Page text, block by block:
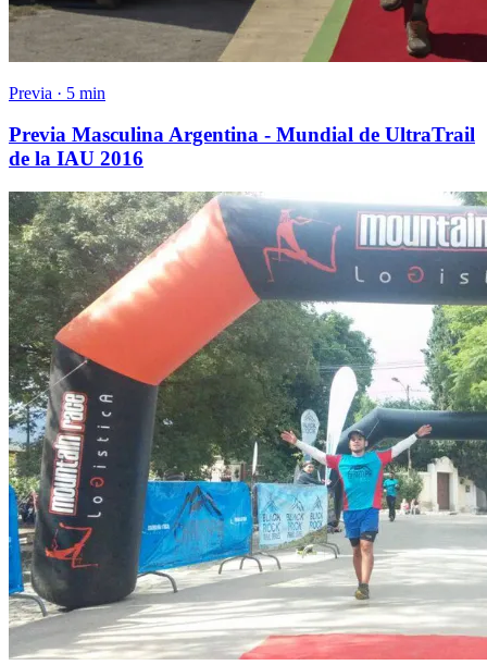
Previa · 5 min
Previa Masculina Argentina - Mundial de UltraTrail
de la IAU 2016